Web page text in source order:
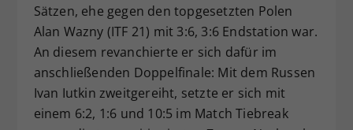
Sätzen, ehe gegen den topgesetzten Polen
Alan Wazny (ITF 21) mit 3:6, 3:6 Endstation war.
An diesem revanchierte er sich dafür im
anschließenden Doppelfinale: Mit dem Russen
Ivan Iutkin zweitgereiht, setzte er sich mit
einem 6:2, 1:6 und 10:5 im Match Tiebreak